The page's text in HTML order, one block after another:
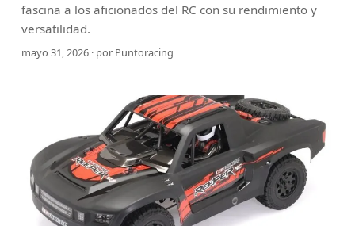
fascina a los aficionados del RC con su rendimiento y
versatilidad.
mayo 31, 2026 · por Puntoracing